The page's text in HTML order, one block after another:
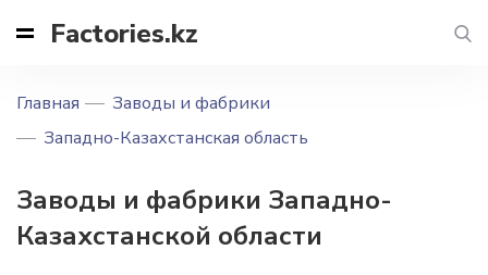
Factories.kz
Главная
Заводы и фабрики
Западно-Казахстанская область
Заводы и фабрики Западно-
Казахстанской области